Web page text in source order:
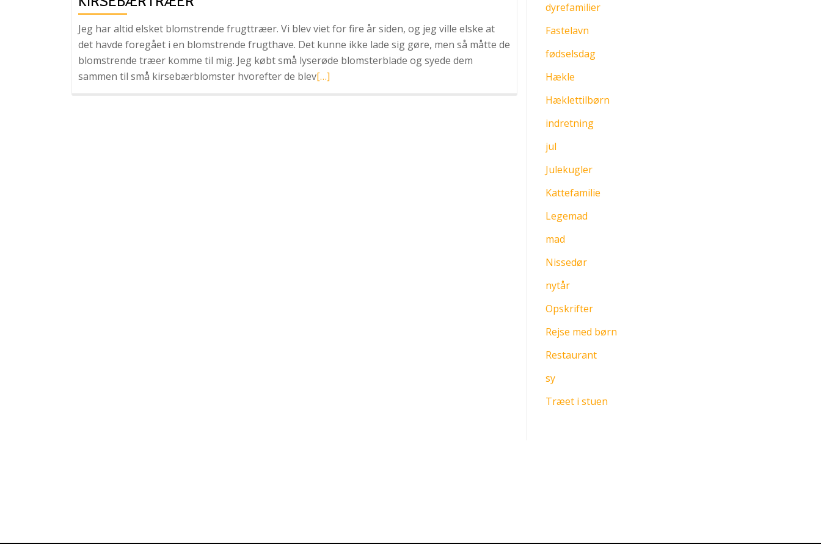
Jeg har altid elsket blomstrende frugttræer. Vi blev viet for fire år siden, og jeg ville elske at
det havde foregået i en blomstrende frugthave. Det kunne ikke lade sig gøre, men så måtte de
blomstrende træer komme til mig. Jeg købt små lyserøde blomsterblade og syede dem
sammen til små kirsebærblomster hvorefter de blevLæs
[…]
dyrefamilier
Fastelavn
fødselsdag
Hækle
Hæklettilbørn
indretning
jul
Julekugler
Kattefamilie
Legemad
mad
Nissedør
nytår
Opskrifter
Rejse med børn
Restaurant
sy
Træet i stuen